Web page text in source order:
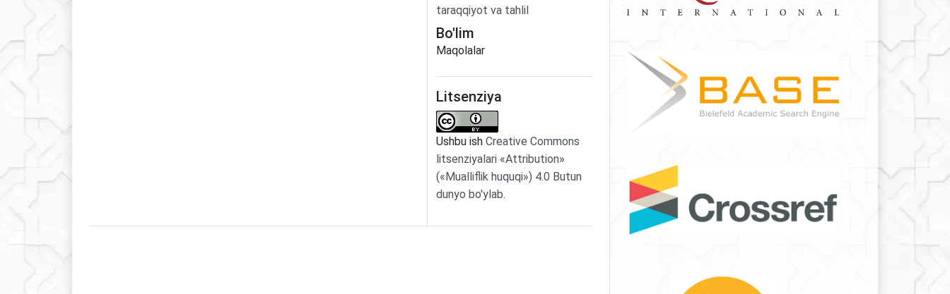
taraqqiyot va tahlil
Bo'lim
Maqolalar
Litsenziya
Ushbu ish Creative Commons
litsenziyalari «Attribution»
(«Mualliflik huquqi») 4.0 Butun
dunyo bo'ylab.